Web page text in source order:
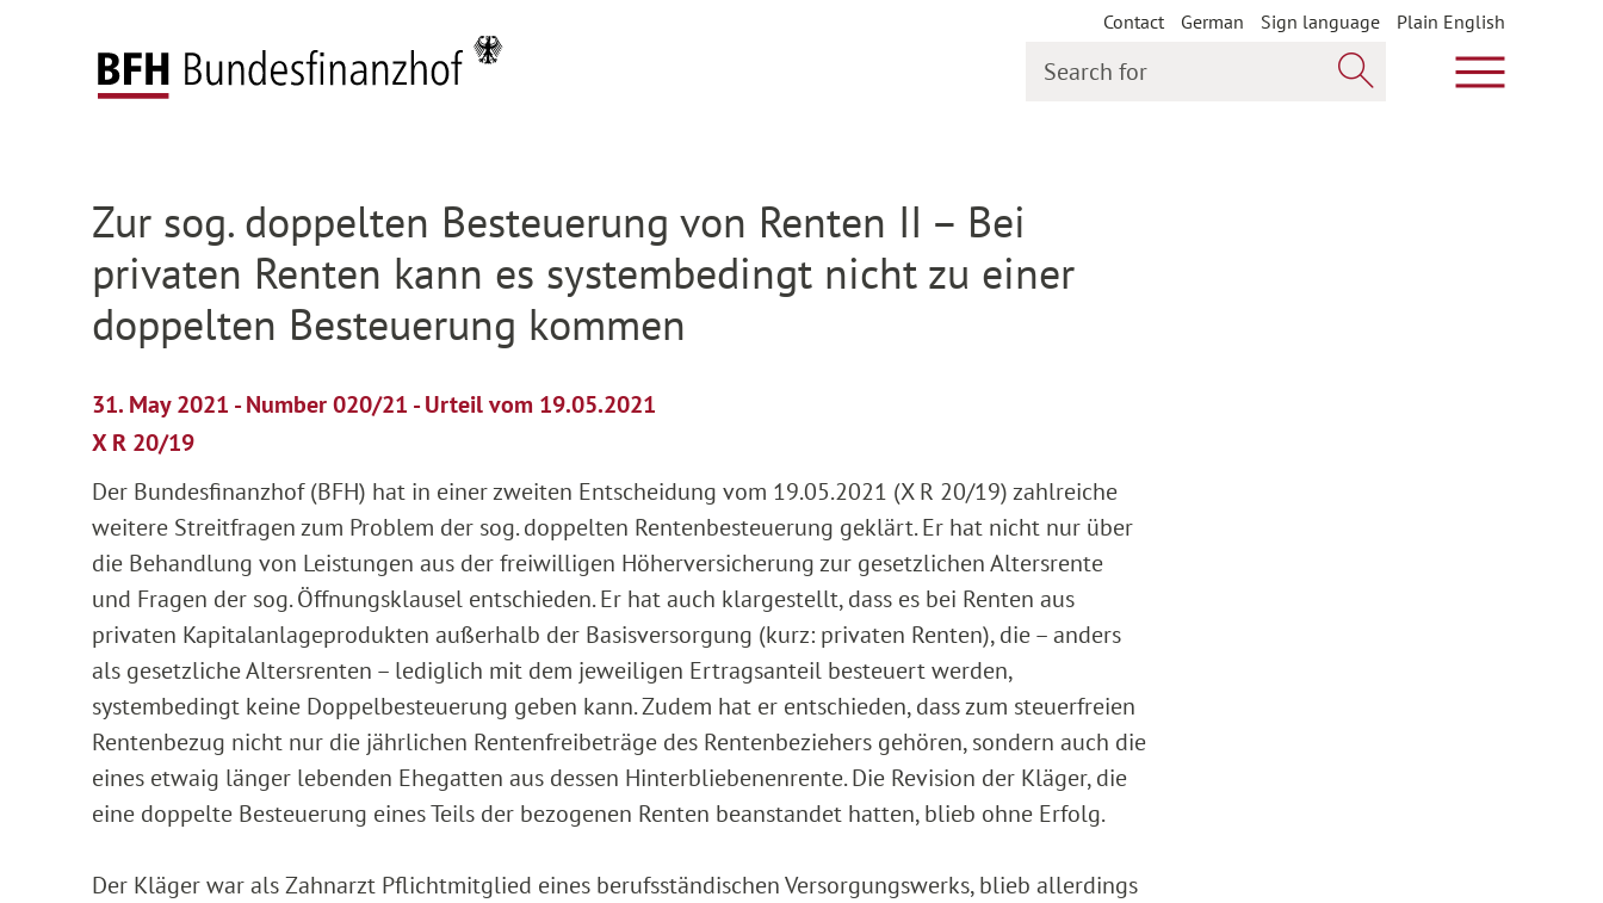
Contact German Sign language
Plain English
Show main
Federal Fiscal Court
Zur sog. doppelten Besteuerung von Renten II – Bei
privaten Renten kann es systembedingt nicht zu einer
doppelten Besteuerung kommen
31. May 2021 - Number 020/21 - Urteil vom 19.05.2021
X R 20/19
Der Bundesfinanzhof (BFH) hat in einer zweiten Entscheidung vom 19.05.2021 (X R 20/19) zahlreiche
weitere Streitfragen zum Problem der sog. doppelten Rentenbesteuerung geklärt. Er hat nicht nur über
die Behandlung von Leistungen aus der freiwilligen Höherversicherung zur gesetzlichen Altersrente
und Fragen der sog. Öffnungsklausel entschieden. Er hat auch klargestellt, dass es bei Renten aus
privaten Kapitalanlageprodukten außerhalb der Basisversorgung (kurz: privaten Renten), die – anders
als gesetzliche Altersrenten – lediglich mit dem jeweiligen Ertragsanteil besteuert werden,
systembedingt keine Doppelbesteuerung geben kann. Zudem hat er entschieden, dass zum steuerfreien
Rentenbezug nicht nur die jährlichen Rentenfreibeträge des Rentenbeziehers gehören, sondern auch die
eines etwaig länger lebenden Ehegatten aus dessen Hinterbliebenenrente. Die Revision der Kläger, die
eine doppelte Besteuerung eines Teils der bezogenen Renten beanstandet hatten, blieb ohne Erfolg.
Der Kläger war als Zahnarzt Pflichtmitglied eines berufsständischen Versorgungswerks, blieb allerdings